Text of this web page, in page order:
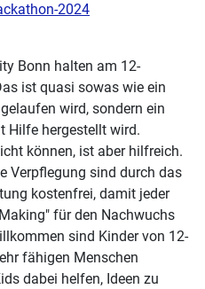
2024
Bonn halten am 12-
ist quasi sowas wie ein
wird, sondern ein
Hilfe hergestellt wird.
können, ist aber hilfreich.
Verpflegung sind durch das
kostenfrei, damit jeder
für den Nachwuchs
sind Kinder von 12-
fähigen Menschen
dabei helfen, Ideen zu